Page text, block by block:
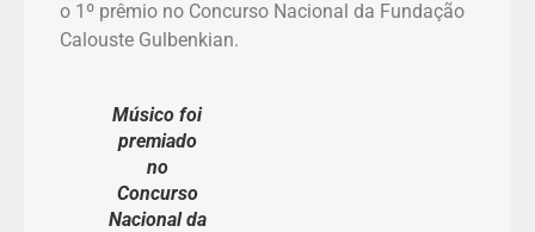
o 1º prêmio no Concurso Nacional da Fundação
Calouste Gulbenkian.
Músico foi
premiado
no
Concurso
Nacional da